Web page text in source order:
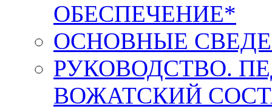
ОБЕСПЕЧЕНИЕ*
ОСНОВНЫЕ
РУКОВОДСТВО.
ВОЖАТСКИЙ